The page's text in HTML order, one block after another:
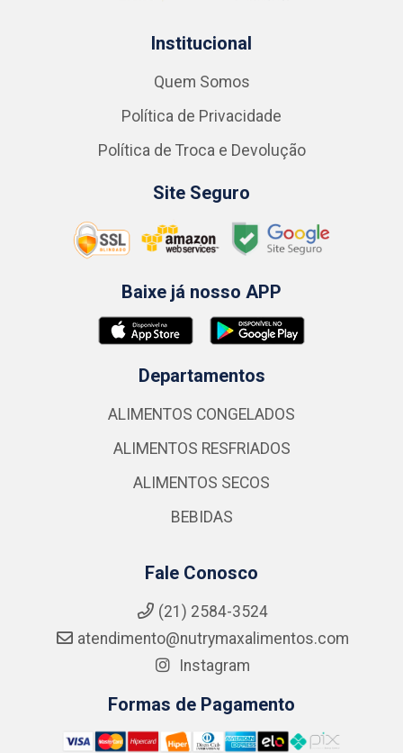
Institucional
Quem Somos
Política de Privacidade
Política de Troca e Devolução
Site Seguro
Baixe já nosso APP
Departamentos
ALIMENTOS CONGELADOS
ALIMENTOS RESFRIADOS
ALIMENTOS SECOS
BEBIDAS
Fale Conosco
(21) 2584-3524
atendimento@nutrymaxalimentos.com
Instagram
Formas de Pagamento